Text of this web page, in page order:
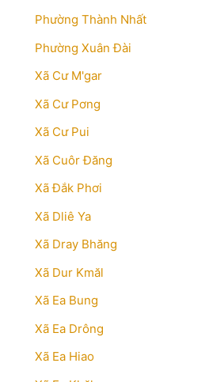
Phường Thành Nhất
Phường Xuân Đài
Xã Cư M'gar
Xã Cư Pơng
Xã Cư Pui
Xã Cuôr Đăng
Xã Đắk Phơi
Xã Dliê Ya
Xã Dray Bhăng
Xã Dur Kmăl
Xã Ea Bung
Xã Ea Drông
Xã Ea Hiao